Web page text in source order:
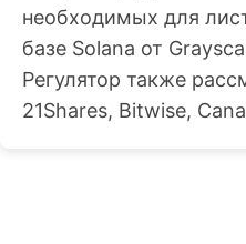
необходимых для
базе Solana от
Регулятор также
21Shares, Bitwise,